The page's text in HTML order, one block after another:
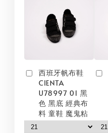
西班牙帆布鞋
CIENTA
U78997 01 黑
色 黑底 經典布
料 童鞋 魔鬼粘